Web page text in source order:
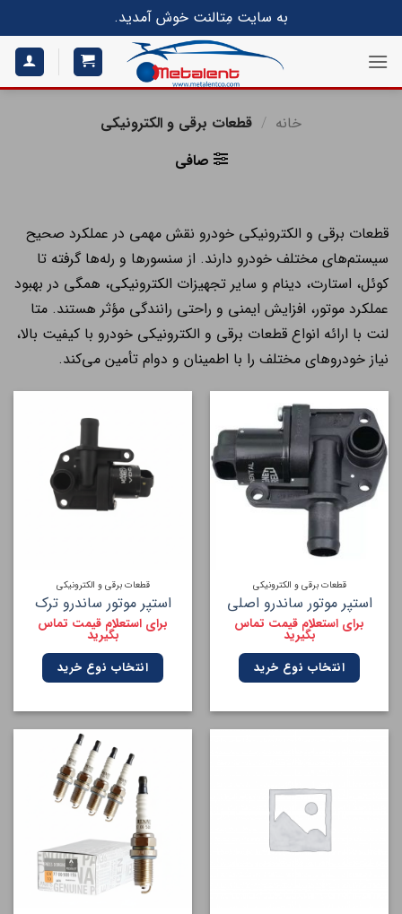
به سایت مِتالنت خوش آمدید.
خانه / قطعات برقی و الکترونیکی
صافی
قطعات برقی و الکترونیکی خودرو نقش مهمی در عملکرد صحیح
سیستم‌های مختلف خودرو دارند. از سنسورها و رله‌ها گرفته تا
کوئل، استارت، دینام و سایر تجهیزات الکترونیکی، همگی در بهبود
عملکرد موتور، افزایش ایمنی و راحتی رانندگی مؤثر هستند. متا
لنت با ارائه انواع قطعات برقی و الکترونیکی خودرو با کیفیت بالا،
نیاز خودروهای مختلف را با اطمینان و دوام تأمین می‌کند.
قطعات برقی و الکترونیکی
استپر موتور ساندرو اصلی
برای استعلام قیمت تماس
بگیرید
انتخاب نوع خرید
قطعات برقی و الکترونیکی
استپر موتور ساندرو ترک
برای استعلام قیمت تماس
بگیرید
انتخاب نوع خرید